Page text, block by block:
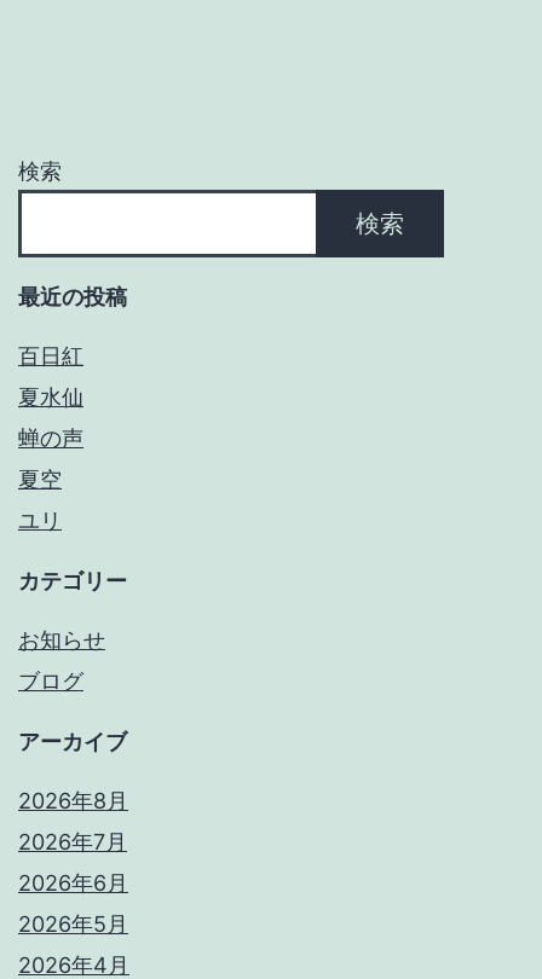
ジ
送
り
検索
検索
最近の投稿
百日紅
夏水仙
蝉の声
夏空
ユリ
カテゴリー
お知らせ
ブログ
アーカイブ
2026年8月
2026年7月
2026年6月
2026年5月
2026年4月